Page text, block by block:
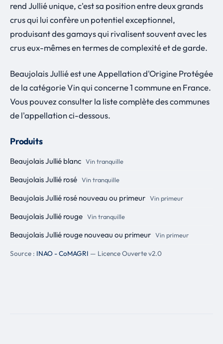
rend Jullié unique, c'est sa position entre deux grands
crus qui lui confère un potentiel exceptionnel,
produisant des gamays qui rivalisent souvent avec les
crus eux-mêmes en termes de complexité et de garde.
Beaujolais Jullié est une Appellation d'Origine Protégée
de la catégorie Vin qui concerne 1 commune en France.
Vous pouvez consulter la liste complète des communes
de l'appellation ci-dessous.
Produits
Beaujolais Jullié blanc Vin tranquille
Beaujolais Jullié rosé Vin tranquille
Beaujolais Jullié rosé nouveau ou primeur Vin primeur
Beaujolais Jullié rouge Vin tranquille
Beaujolais Jullié rouge nouveau ou primeur Vin primeur
Source : INAO - CoMAGRI — Licence Ouverte v2.0